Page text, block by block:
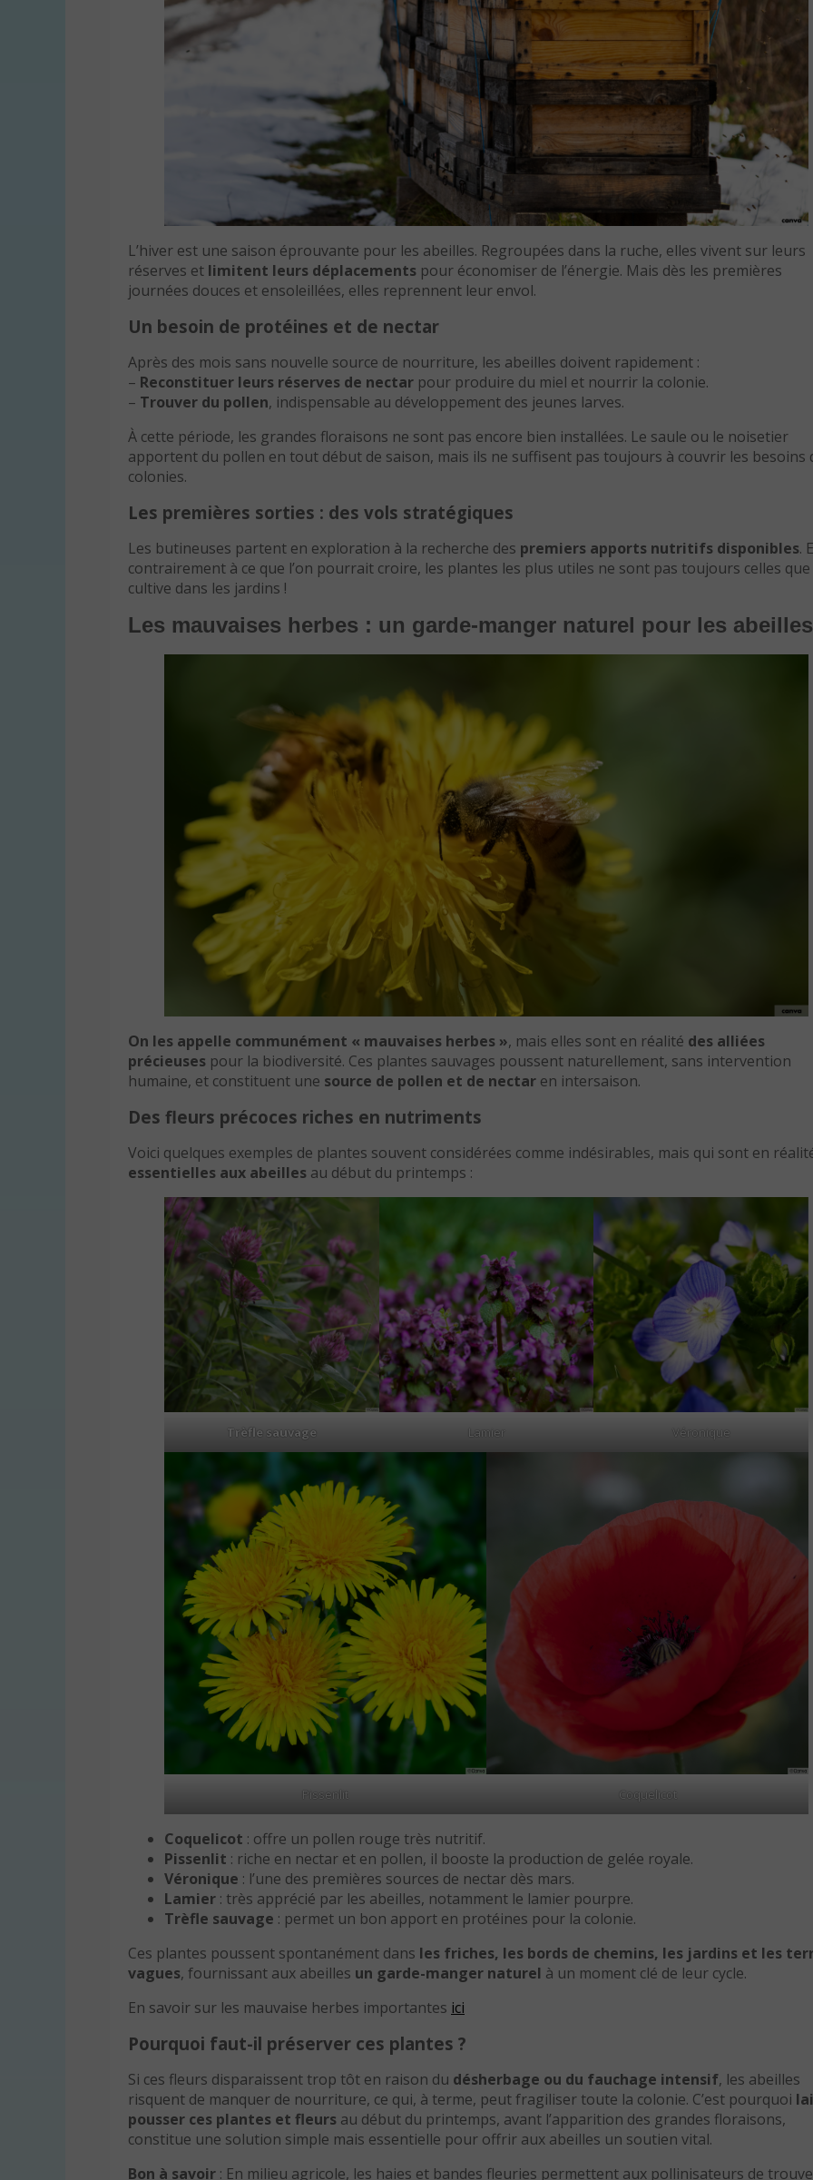
L’hiver est une saison éprouvante pour les abeilles. Regroupées dans la ruche, elles vivent sur leurs
réserves et limitent leurs déplacements pour économiser de l’énergie. Mais dès les premières
journées douces et ensoleillées, elles reprennent leur envol.
Un besoin de protéines et de nectar
Après des mois sans nouvelle source de nourriture, les abeilles doivent rapidement :
– Reconstituer leurs réserves de nectar pour produire du miel et nourrir la colonie.
– Trouver du pollen, indispensable au développement des jeunes larves.
À cette période, les grandes floraisons ne sont pas encore bien installées. Le saule ou le noisetier
apportent du pollen en tout début de saison, mais ils ne suffisent pas toujours à couvrir les besoins
colonies.
Les premières sorties : des vols stratégiques
Les butineuses partent en exploration à la recherche des premiers apports nutritifs disponibles.
contrairement à ce que l’on pourrait croire, les plantes les plus utiles ne sont pas toujours celles que
cultive dans les jardins !
Les mauvaises herbes : un garde-manger naturel pour les abeilles
On les appelle communément « mauvaises herbes », mais elles sont en réalité des alliées
précieuses pour la biodiversité. Ces plantes sauvages poussent naturellement, sans intervention
humaine, et constituent une source de pollen et de nectar en intersaison.
Des fleurs précoces riches en nutriments
Voici quelques exemples de plantes souvent considérées comme indésirables, mais qui sont en
essentielles aux abeilles au début du printemps :
Trèfle sauvage Lamier Véronique
Pissenlit Coquelicot
Coquelicot : offre un pollen rouge très nutritif.
Pissenlit : riche en nectar et en pollen, il booste la production de gelée royale.
Véronique : l’une des premières sources de nectar dès mars.
Lamier : très apprécié par les abeilles, notamment le lamier pourpre.
Trèfle sauvage : permet un bon apport en protéines pour la colonie.
Ces plantes poussent spontanément dans les friches, les bords de chemins, les jardins et les
vagues, fournissant aux abeilles un garde-manger naturel à un moment clé de leur cycle.
En savoir sur les mauvaise herbes importantes ici
Pourquoi faut-il préserver ces plantes ?
Si ces fleurs disparaissent trop tôt en raison du désherbage ou du fauchage intensif, les abeilles
risquent de manquer de nourriture, ce qui, à terme, peut fragiliser toute la colonie. C’est pourquoi
pousser ces plantes et fleurs au début du printemps, avant l’apparition des grandes floraisons,
constitue une solution simple mais essentielle pour offrir aux abeilles un soutien vital.
Bon à savoir : En milieu agricole, les haies et bandes fleuries permettent aux pollinisateurs de